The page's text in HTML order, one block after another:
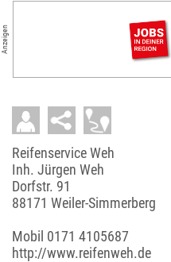
Anzeigen
Reifenservice Weh
Inh. Jürgen Weh
Dorfstr. 91
88171 Weiler-Simmerberg
Mobil 0171 4105687
http://www.reifenweh.de